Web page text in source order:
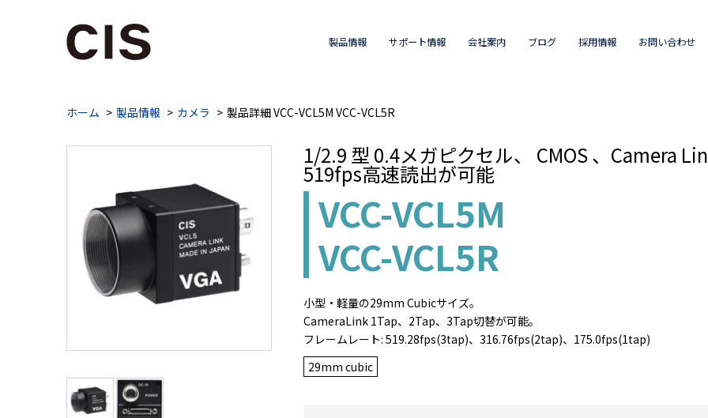
製品情報 サポート情報 会社案内 ブログ 採用情報 お問い合わせ
ホーム 製品情報 カメラ 製品詳細 VCC-VCL5M VCC-VCL5R
1/2.9 型 0.4メガピクセル、 CMOS 、Camera
519fps高速読出が可能
VCC-VCL5M
VCC-VCL5R
小型・軽量の29mm Cubicサイズ。
CameraLink 1Tap、2Tap、3Tap切替が可能。
フレームレート: 519.28fps(3tap)、316.76fps(2tap)、175.0fps(1tap)
29mm cubic